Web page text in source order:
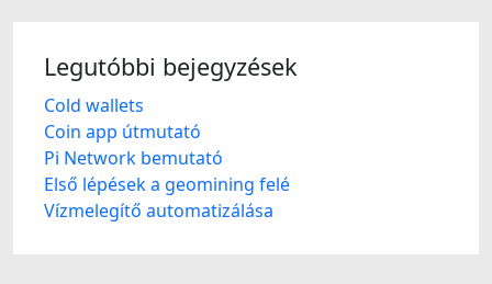
Legutóbbi bejegyzések
Cold wallets
Coin app útmutató
Pi Network bemutató
Első lépések a geomining felé
Vízmelegítő automatizálása